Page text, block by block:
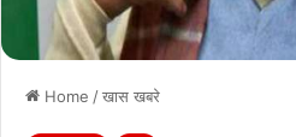
Home /खास खबरे